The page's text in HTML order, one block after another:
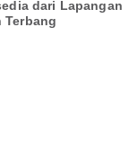
dari Lapangan
Terbang